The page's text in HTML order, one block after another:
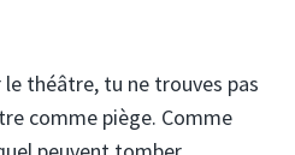
théâtre, tu ne trouves pas
comme piège. Comme